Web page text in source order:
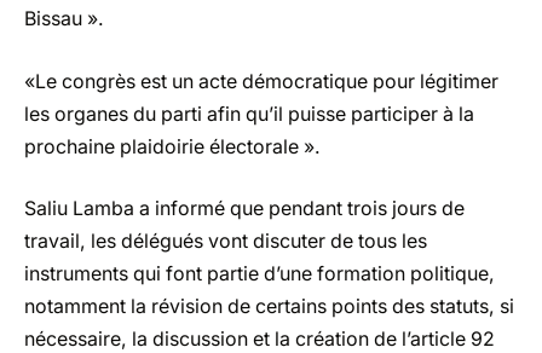
Bissau ».
«Le congrès est un acte démocratique pour légitimer
les organes du parti afin qu’il puisse participer à la
prochaine plaidoirie électorale ».
Saliu Lamba a informé que pendant trois jours de
travail, les délégués vont discuter de tous les
instruments qui font partie d’une formation politique,
notamment la révision de certains points des statuts, si
nécessaire, la discussion et la création de l’article 92